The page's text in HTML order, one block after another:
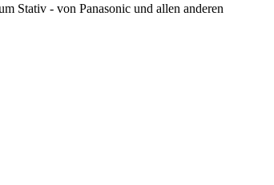
Stativ - von Panasonic und allen anderen